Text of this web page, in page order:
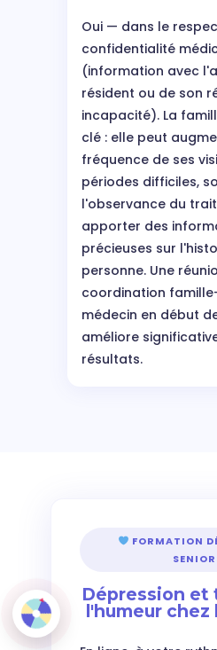
Oui — dans le
confidentialité
(information avec
résident ou de son
incapacité). La
clé : elle peut
fréquence de ses
périodes difficiles,
l'observance du
apporter des
précieuses sur
personne. Une
coordination
médecin en début
améliore
résultats.
FORMATION
Dépression et
l'humeur chez